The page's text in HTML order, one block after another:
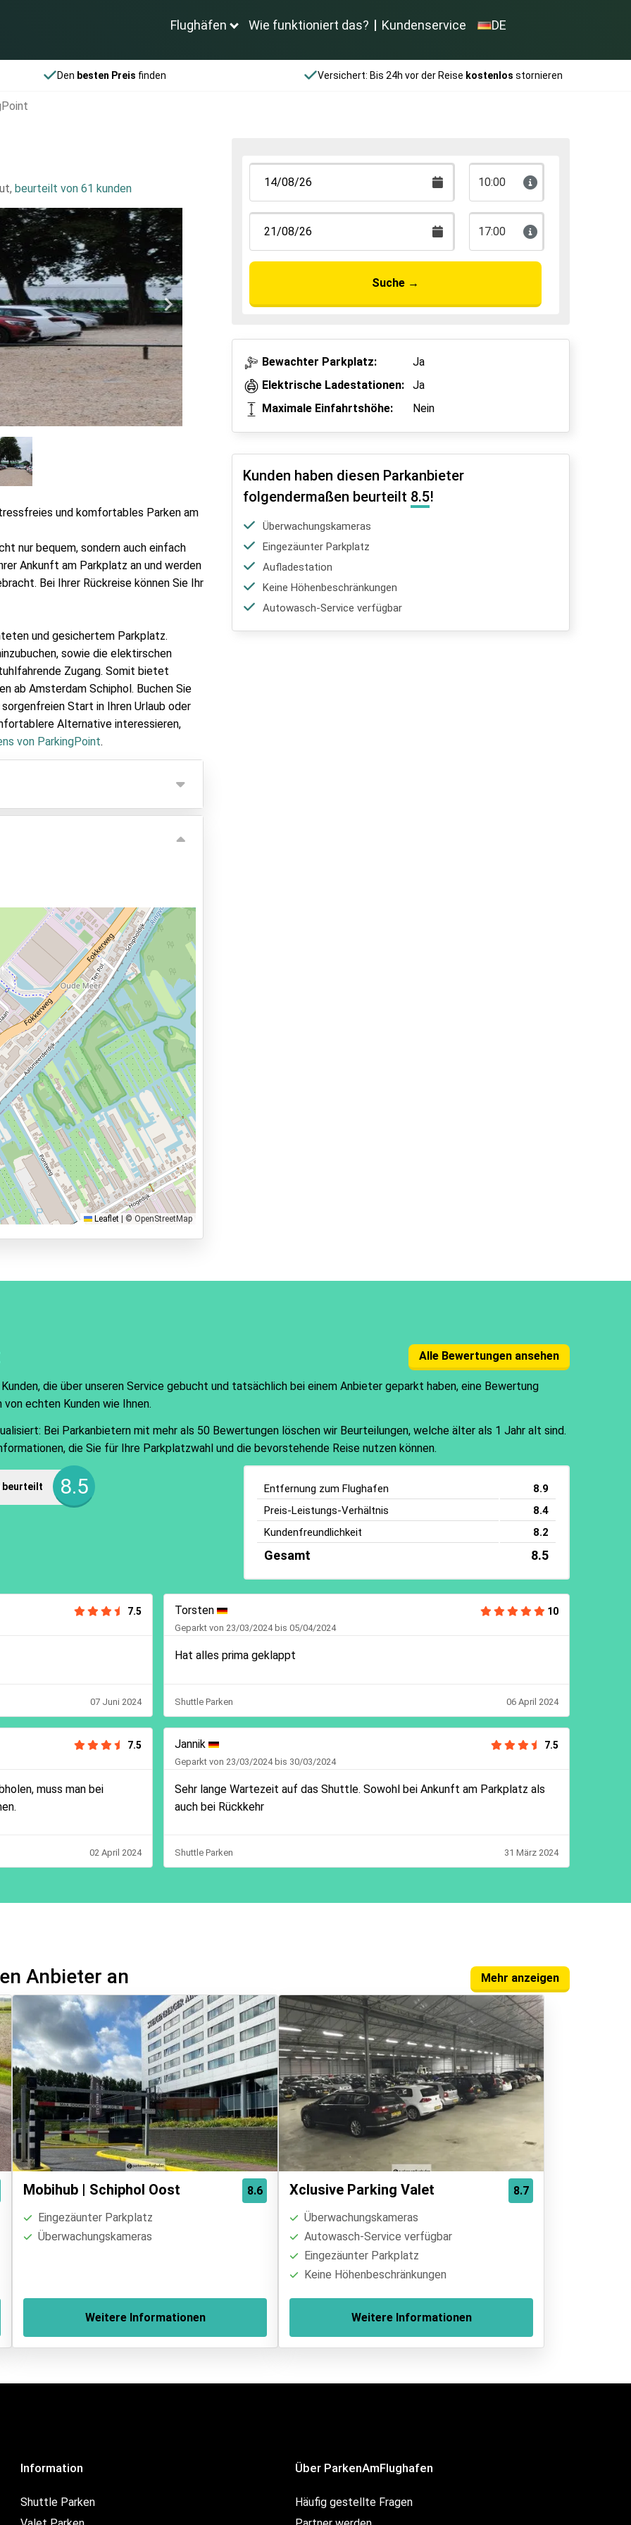
Flughäfen Wie funktioniert das? Kundenservice DE
Den besten Preis finden Versichert: Bis 24h vor der Reise kostenlos stornieren
, beurteilt von 61 kunden
und komfortables Parken am
nur bequem, sondern auch einfach
Ankunft am Parkplatz an und werden
Bei Ihrer Rückreise können Sie Ihr
und gesichertem Parkplatz.
sowie die elektirschen
Zugang. Somit bietet
ab Amsterdam Schiphol. Buchen Sie
Start in Ihren Urlaub oder
Alternative interessieren,
von ParkingPoint.
Leaflet © OpenStreetMap
10:00
17:00
Suche →
Bewachter Parkplatz:
Ja
Elektrische Ladestationen:
Ja
Maximale Einfahrtshöhe:
Nein
Kunden haben diesen Parkanbieter
folgendermaßen beurteilt 8.5!
Überwachungskameras
Eingezäunter Parkplatz
Aufladestation
Keine Höhenbeschränkungen
Autowasch-Service verfügbar
Alle Bewertungen ansehen
die über unseren Service gebucht und tatsächlich bei einem Anbieter geparkt haben, eine Bewertung
echten Kunden wie Ihnen.
Bei Parkanbietern mit mehr als 50 Bewertungen löschen wir Beurteilungen, welche älter als 1 Jahr alt sind.
die Sie für Ihre Parkplatzwahl und die bevorstehende Reise nutzen können.
beurteilt 8.5 Entfernung zum Flughafen
8.9
Preis-Leistungs-Verhältnis
8.4
Kundenfreundlichkeit
8.2
Gesamt 8.5
7.5
07 Juni 2024
Torsten 10
Geparkt von 23/03/2024 bis 05/04/2024
Hat alles prima geklappt
Shuttle Parken 06 April 2024
7.5
muss man bei
02 April 2024
Jannik 7.5
Geparkt von 23/03/2024 bis 30/03/2024
Sehr lange Wartezeit auf das Shuttle. Sowohl bei Ankunft am Parkplatz als
auch bei Rückkehr
Shuttle Parken 31 März 2024
Anbieter an Mehr anzeigen
8.6
Mobihub | Schiphol Oost
Eingezäunter Parkplatz
Überwachungskameras
Weitere Informationen
8.7
Xclusive Parking Valet
Überwachungskameras
Autowasch-Service verfügbar
Eingezäunter Parkplatz
Keine Höhenbeschränkungen
Weitere Informationen
Information
Shuttle Parken
Über ParkenAmFlughafen
Häufig gestellte Fragen